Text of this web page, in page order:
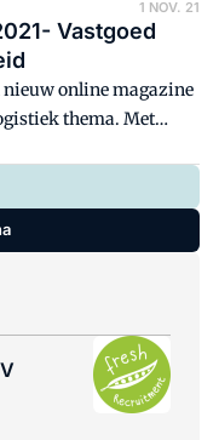
1 NOV. 21
Vastgoed
nieuw online magazine
thema. Met